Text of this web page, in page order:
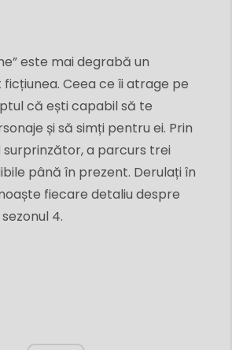
este mai degrabă un
Ceea ce îi atrage pe
că ești capabil să te
și să simți pentru ei. Prin
a parcurs trei
până în prezent. Derulați în
fiecare detaliu despre
4.